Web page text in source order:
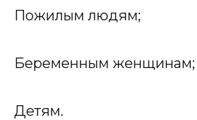
Пожилым людям;
Беременным женщинам;
Детям.